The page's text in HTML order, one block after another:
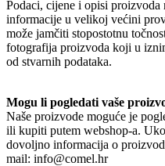
Podaci, cijene i opisi proizvoda
informacije u velikoj većini
može jamčiti stopostotnu
fotografija proizvoda koji u
od stvarnih podataka.
Mogu li pogledati vaše
Naše proizvode moguće je
ili kupiti putem webshop-a.
dovoljno informacija o
mail: info@comel.hr